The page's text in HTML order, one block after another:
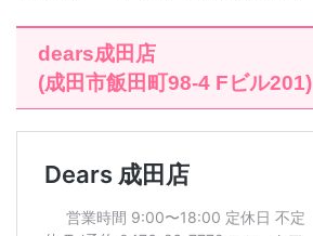
dears成田店
(成田市飯田町98-4 Fビル201)